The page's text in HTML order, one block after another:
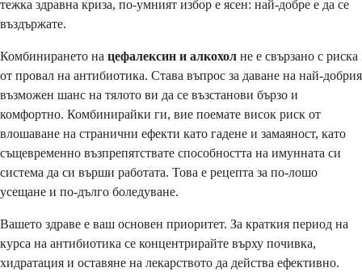
тежка здравна криза, по-умният избор е ясен: най-добре е да се
въздържате.
Комбинирането на цефалексин и алкохол не е свързано с риска
от провал на антибиотика. Става въпрос за даване на най-добрия
възможен шанс на тялото ви да се възстанови бързо и
комфортно. Комбинирайки ги, вие поемате висок риск от
влошаване на странични ефекти като гадене и замаяност, като
същевременно възпрепятствате способността на имунната си
система да си върши работата. Това е рецепта за по-лошо
усещане и по-дълго боледуване.
Вашето здраве е ваш основен приоритет. За краткия период на
курса на антибиотика се концентрирайте върху почивка,
хидратация и оставяне на лекарството да действа ефективно.